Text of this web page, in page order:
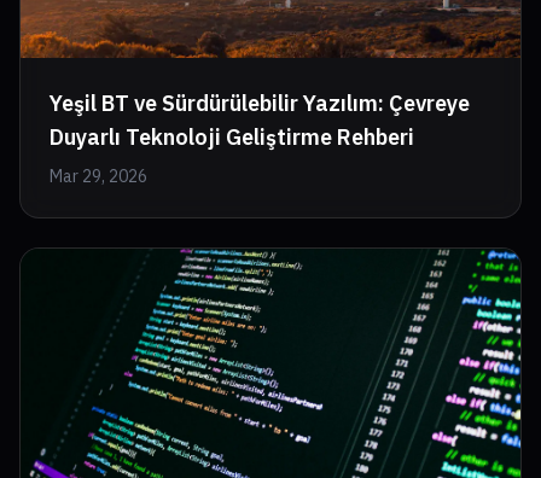
Yeşil BT ve Sürdürülebilir Yazılım: Çevreye
Duyarlı Teknoloji Geliştirme Rehberi
Mar 29, 2026